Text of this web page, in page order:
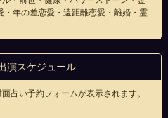
年の差恋愛・遠距離恋愛・離婚・霊
演スケジュール
占い予約フォームが表示されます。